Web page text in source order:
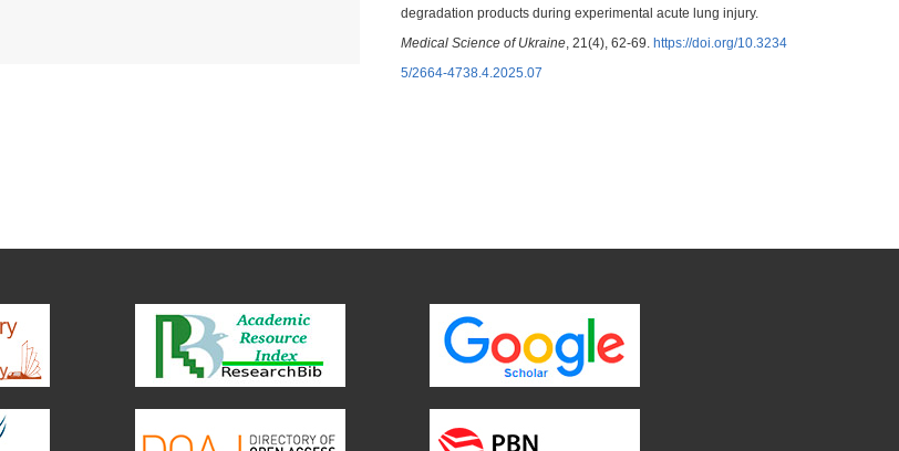
degradation products during experimental acute lung injury.
Medical Science of Ukraine, 21(4), 62-69. https://doi.org/10.3234
5/2664-4738.4.2025.07